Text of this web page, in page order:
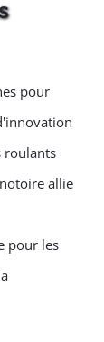
pour
roulants
allie
pour les